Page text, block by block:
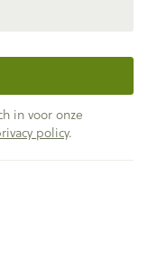
in voor onze
policy.